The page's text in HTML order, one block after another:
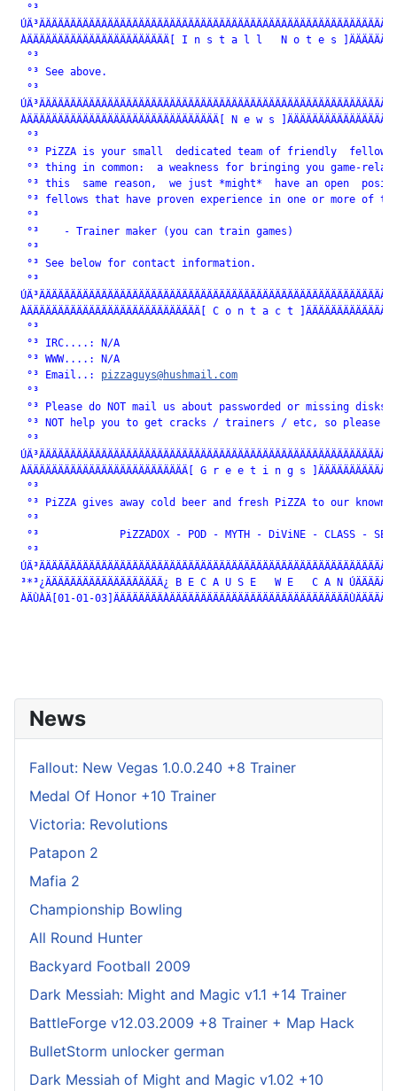
°³
ÀÄÄÄÄÄÄÄÄÄÄÄÄÄÄÄÄÄÄÄÄÄÄÄ[ I n s t a l l   N o t e s
°³
°³ See above.
°³
ÀÄÄÄÄÄÄÄÄÄÄÄÄÄÄÄÄÄÄÄÄÄÄÄÄÄÄÄÄÄÄÄ[ N e w s
°³
°³ PiZZA is your small  dedicated team of friendly  fellows
°³ thing in common:  a weakness for bringing you game-
°³ this  same reason,  we just *might*  have an open
°³ fellows that have proven experience in one or more of
°³
°³    - Trainer maker (you can train games)
°³
°³ See below for contact information.
°³
ÀÄÄÄÄÄÄÄÄÄÄÄÄÄÄÄÄÄÄÄÄÄÄÄÄÄÄÄÄ[ C o n t a c t
°³
°³ IRC....: N/A
°³ WWW....: N/A
  °³ Email..:
pizzaguys@hushmail.com
°³
°³ Please do NOT mail us about passworded or missing disks.
°³ NOT help you to get cracks / trainers / etc, so please
°³
ÀÄÄÄÄÄÄÄÄÄÄÄÄÄÄÄÄÄÄÄÄÄÄÄÄÄÄ[ G r e e t i n g s
°³
°³ PiZZA gives away cold beer and fresh PiZZA to our known
°³
°³             PiZZADOX - POD - MYTH - DiViNE - CLASS -
°³
³*³¿ÄÄÄÄÄÄÄÄÄÄÄÄÄÄÄÄÄÄÄ¿ B E C A U S E   W E   C A N
ÀÄÙÀÄ[01-01-
News
Fallout: New Vegas 1.0.0.240 +8 Trainer
Medal Of Honor +10 Trainer
Victoria: Revolutions
Patapon 2
Mafia 2
Championship Bowling
All Round Hunter
Backyard Football 2009
Dark Messiah: Might and Magic v1.1 +14 Trainer
BattleForge v12.03.2009 +8 Trainer + Map Hack
BulletStorm unlocker german
Dark Messiah of Might and Magic v1.02 +10